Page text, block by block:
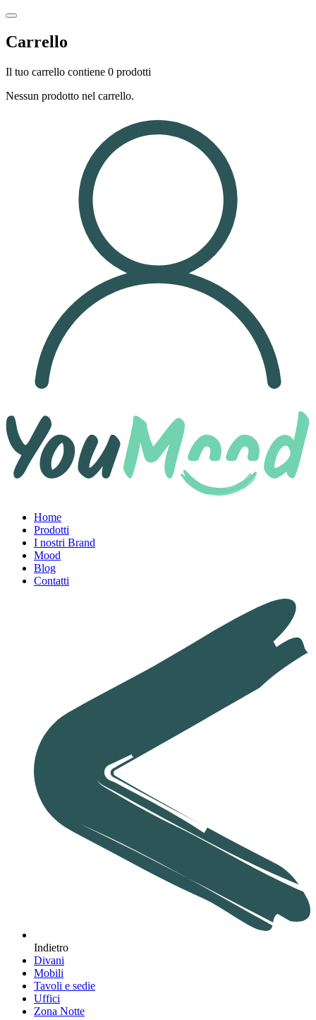
Carrello
Il tuo carrello contiene 0 prodotti
Nessun prodotto nel carrello.
Home
Prodotti
I nostri Brand
Mood
Blog
Contatti
Indietro
Divani
Mobili
Tavoli e sedie
Uffici
Zona Notte